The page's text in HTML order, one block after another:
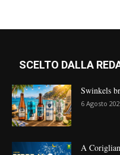
SCELTO DALLA
Swinkels
6 Agosto
A